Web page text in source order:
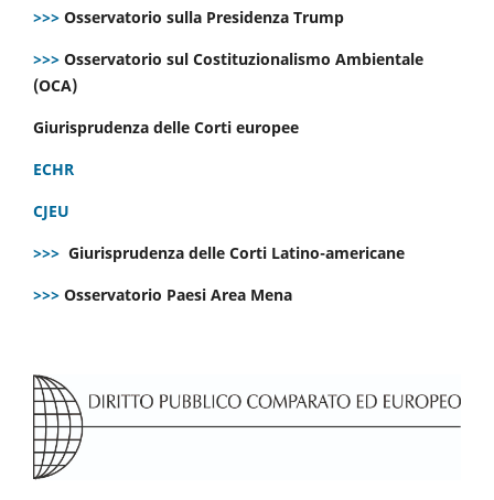
>>> Osservatorio sulla Presidenza Trump
>>> Osservatorio sul Costituzionalismo Ambientale
(OCA)
Giurisprudenza delle Corti europee
ECHR
CJEU
>>> Giurisprudenza delle Corti Latino-americane
>>> Osservatorio Paesi Area Mena